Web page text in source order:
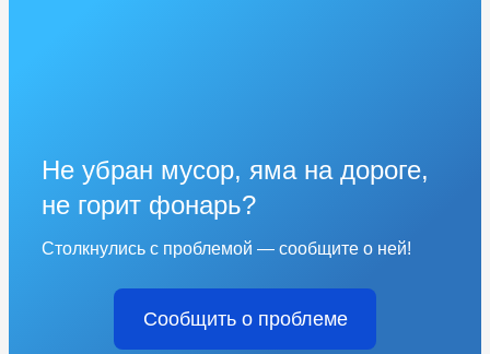
Не убран мусор, яма на дороге,
не горит фонарь?
Столкнулись с проблемой — сообщите о ней!
Сообщить о проблеме